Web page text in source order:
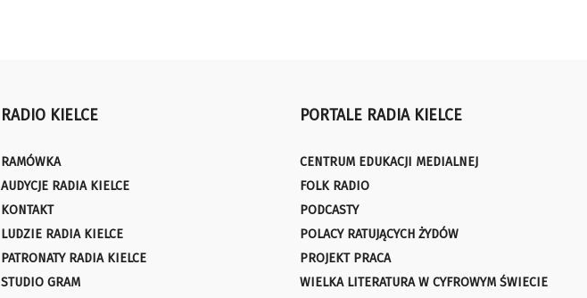
RADIO KIELCE
RAMÓWKA
AUDYCJE RADIA KIELCE
KONTAKT
LUDZIE RADIA KIELCE
PATRONATY RADIA KIELCE
STUDIO GRAM
PORTALE RADIA KIELCE
CENTRUM EDUKACJI MEDIALNEJ
FOLK RADIO
PODCASTY
POLACY RATUJĄCYCH ŻYDÓW
PROJEKT PRACA
WIELKA LITERATURA W CYFROWYM ŚWIECIE